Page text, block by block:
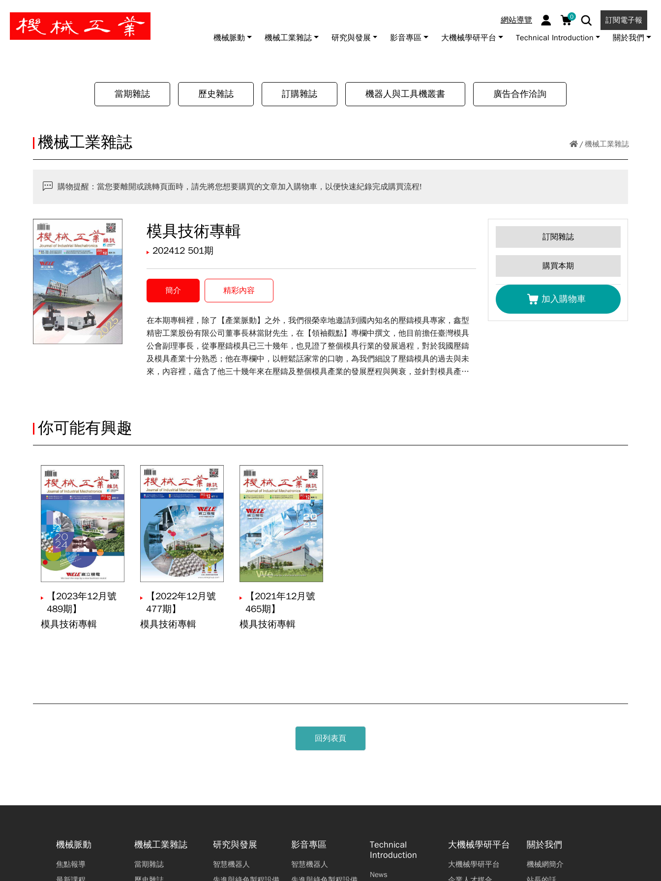
網站導覽 0 訂閱電子報
機械脈動 機械工業雜誌 研究與發展 影音專區 大機械學研平台 Technical Introduction 關於我們
暫停
當期雜誌 歷史雜誌 訂購雜誌 機器人與工具機叢書 廣告合作洽詢
機械工業雜誌
機械工業雜誌
購物提醒：當您要離開或跳轉頁面時，請先將您想要購買的文章加入購物車，以便快速紀錄完成購買流程!
模具技術專輯
202412 501期
簡介 精彩內容
在本期專輯裡，除了【產業脈動】之外，我們很榮幸地邀請到國內知名的壓鑄模具專家，鑫型
精密工業股份有限公司董事長林當財先生，在【領袖觀點】專欄中撰文，他目前擔任臺灣模具
公會副理事長，從事壓鑄模具已三十幾年，也見證了整個模具行業的發展過程，對於我國壓鑄
及模具產業十分熟悉；他在專欄中，以輕鬆話家常的口吻，為我們細說了壓鑄模具的過去與未
來，內容裡，蘊含了他三十幾年來在壓鑄及整個模具產業的發展歷程與興衰，並針對模具產業
連豊力
技術專題主編前言｜模具技術專輯主編前言
楊玉森
領袖觀點｜臺灣「壓鑄」模具的過去和未來
林當財
產業脈動｜2024年臺灣模具產業現況與減碳趨勢
盧素涵
汽車用戟齒輪之溫間閉塞式垂直複動化鍛造模組之研究
楊俊彬
謝宗儒 趙柏勛
陳威成 曾向榮
訂閱雜誌
購買本期
加入購物車
你可能有興趣
【2023年12月號
489期】
模具技術專輯
【2022年12月號
477期】
模具技術專輯
【2021年12月號
465期】
模具技術專輯
回列表頁
機械脈動
焦點報導
機械工業雜誌
當期雜誌
研究與發展
智慧機器人
影音專區
智慧機器人
Technical
Introduction
News
大機械學研平台
大機械學研平台
關於我們
機械網簡介